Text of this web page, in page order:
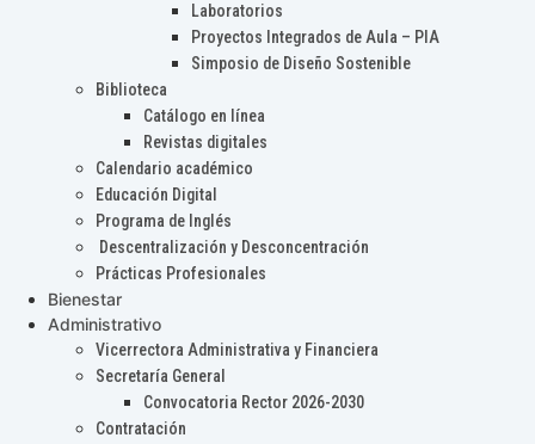
Laboratorios
Proyectos Integrados de Aula – PIA
Simposio de Diseño Sostenible
Biblioteca
Catálogo en línea
Revistas digitales
Calendario académico
Educación Digital
Programa de Inglés
Descentralización y Desconcentración
Prácticas Profesionales
Bienestar
Administrativo
Vicerrectora Administrativa y Financiera
Secretaría General
Convocatoria Rector 2026-2030
Contratación